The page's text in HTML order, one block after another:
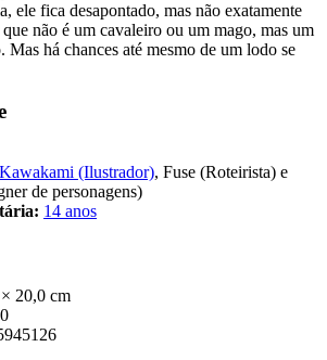
ele fica desapontado, mas não exatamente
não é um cavaleiro ou um mago, mas um
Mas há chances até mesmo de um lodo se
(Ilustrador), Fuse (Roteirista) e
de personagens)
14 anos
20,0 cm